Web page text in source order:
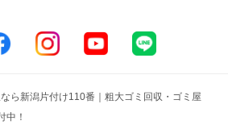
ら新潟片付け110番｜粗大ゴミ回収・ゴミ屋
中！